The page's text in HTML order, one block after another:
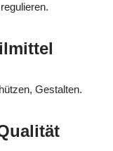
Gestalten.